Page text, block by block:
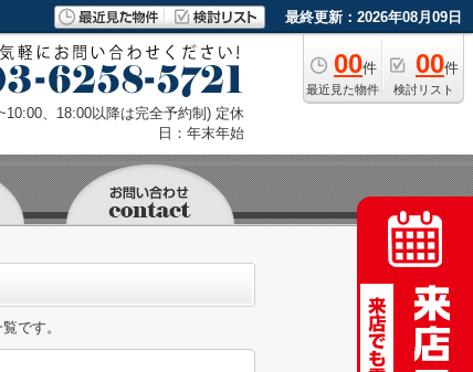
最終更新：2026年08月09日
00件
最近見た物件
00件
検討リスト
、18:00以降は完全予約制) 定休
日：年末年始
です。